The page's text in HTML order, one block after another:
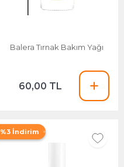
Balera Tırnak Bakım Yağı
60,00 TL
%3 İndirim